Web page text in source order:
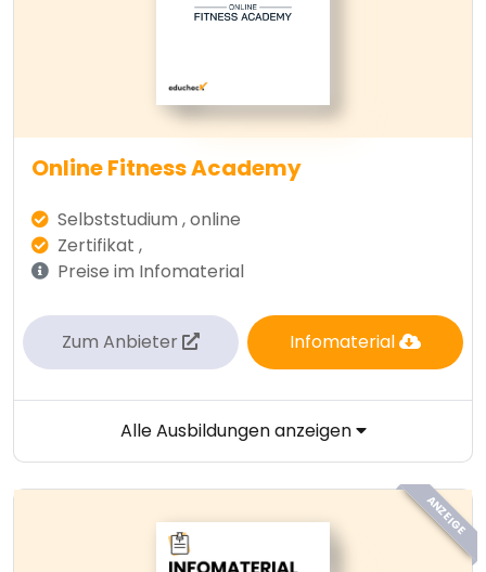
Online Fitness Academy
Selbststudium , online
Zertifikat ,
Preise im Infomaterial
Zum Anbieter Infomaterial
Alle Ausbildungen anzeigen
ANZEIGE